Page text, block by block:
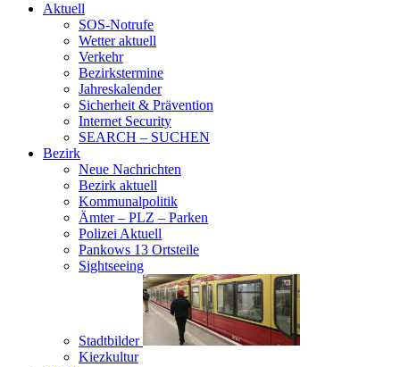
Aktuell
SOS-Notrufe
Wetter aktuell
Verkehr
Bezirkstermine
Jahreskalender
Sicherheit & Prävention
Internet Security
SEARCH – SUCHEN
Bezirk
Neue Nachrichten
Bezirk aktuell
Kommunalpolitik
Ämter – PLZ – Parken
Polizei Aktuell
Pankows 13 Ortsteile
Sightseeing
Stadtbilder
Kiezkultur